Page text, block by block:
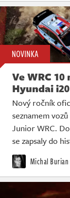
NOVINKA
Ve WRC
Hyundai
Nový ročník
seznamem
Junior WRC.
se zapsaly do
Michal Burian